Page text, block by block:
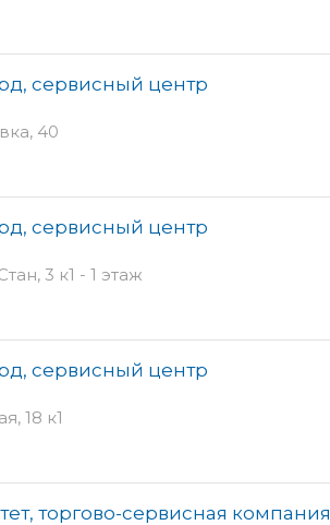
сервисный центр
40
сервисный центр
3 к1 - 1 этаж
сервисный центр
18 к1
торгово-сервисная компания